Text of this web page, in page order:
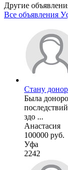
Другие
Все объявления
Стану
Была
здо ...
Анастасия
100000 руб.
Уфа
2242